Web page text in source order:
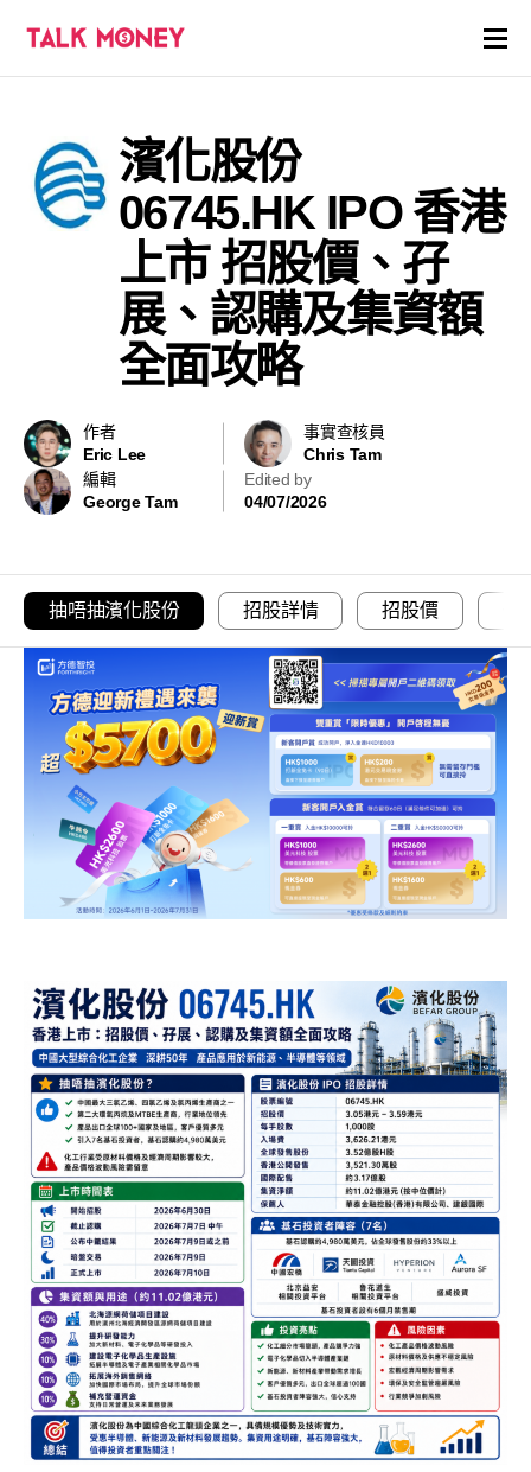
證券商評價
各種投資產品戶口
虛擬貨幣
關於
濱化股份
06745.HK IPO 香港
上市 招股價、孖
展、認購及集資額
全面攻略
作者
Eric Lee
事實查核員
Chris Tam
編輯
George Tam
Edited by
04/07/2026
抽唔抽濱化股份 招股詳情 招股價